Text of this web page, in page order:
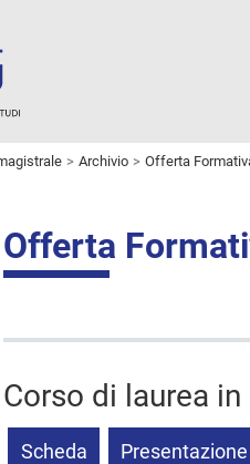
Archivio Offerta
Offerta
Corso di laurea
Scheda Presentazione